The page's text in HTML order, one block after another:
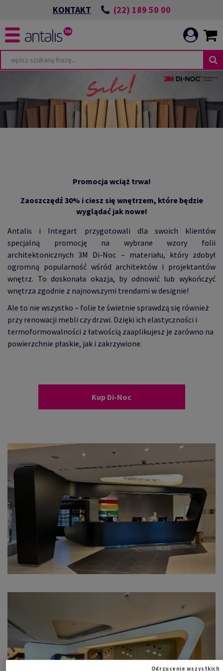
KONTAKT (22) 189 50 00
Promocja wciąż trwa!
Zaoszczędź 30% i ciesz się wnętrzem, które będzie
wyglądać jak nowe!
Antalis i Integart przygotowali dla swoich klientów
specjalną promocję na wybrane wzory folii
architektonicznych 3M Di-Noc – materiału, który zdobył
ogromną popularność wśród architektów i projektantów
wnętrz. To doskonała okazja, by odnowić lub wykończyć
wnętrza zgodnie z najnowszymi trendami w designie!
Ale to nie wszystko – folie te świetnie sprawdzą się również
przy renowacji mebli czy drzwi. Dzięki ich elastyczności i
termoformowalności z łatwością zaaplikujesz je zarówno na
powierzchnie płaskie, jak i zakrzywione.
Kup Di-Noc
Odrzucenie wszystkich